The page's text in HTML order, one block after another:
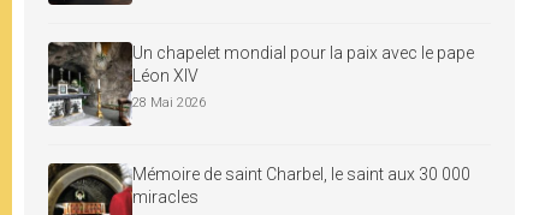
Un chapelet mondial pour la paix avec le pape
Léon XIV
28 Mai 2026
Mémoire de saint Charbel, le saint aux 30 000
miracles